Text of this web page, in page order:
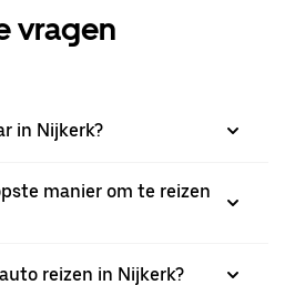
vragen
in Nijkerk?
manier om te reizen
reizen in Nijkerk?